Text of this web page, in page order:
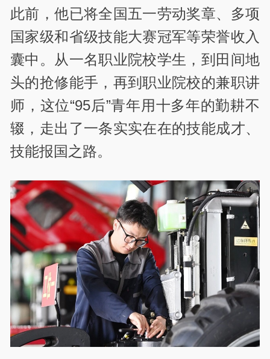
此前，他已将全国五一劳动奖章、多项
国家级和省级技能大赛冠军等荣誉收入
囊中。从一名职业院校学生，到田间地
头的抢修能手，再到职业院校的兼职讲
师，这位“95后”青年用十多年的勤耕不
辍，走出了一条实实在在的技能成才、
技能报国之路。